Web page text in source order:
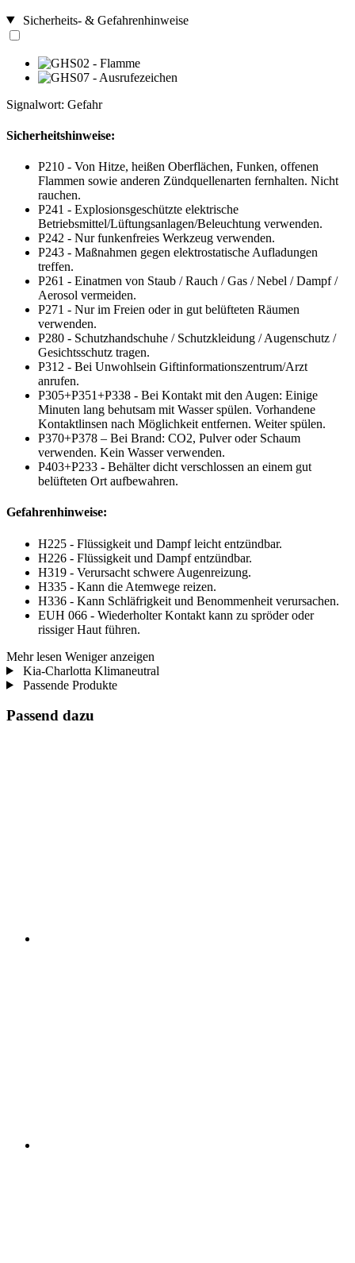
Sicherheits- & Gefahrenhinweise
Signalwort: Gefahr
Sicherheitshinweise:
P210 - Von Hitze, heißen Oberflächen, Funken, offenen
Flammen sowie anderen Zündquellenarten fernhalten. Nicht
rauchen.
P241 - Explosionsgeschützte elektrische
Betriebsmittel/Lüftungsanlagen/Beleuchtung verwenden.
P242 - Nur funkenfreies Werkzeug verwenden.
P243 - Maßnahmen gegen elektrostatische Aufladungen
treffen.
P261 - Einatmen von Staub / Rauch / Gas / Nebel / Dampf /
Aerosol vermeiden.
P271 - Nur im Freien oder in gut belüfteten Räumen
verwenden.
P280 - Schutzhandschuhe / Schutzkleidung / Augenschutz /
Gesichtsschutz tragen.
P312 - Bei Unwohlsein Giftinformationszentrum/Arzt
anrufen.
P305+P351+P338 - Bei Kontakt mit den Augen: Einige
Minuten lang behutsam mit Wasser spülen. Vorhandene
Kontaktlinsen nach Möglichkeit entfernen. Weiter spülen.
P370+P378 – Bei Brand: CO2, Pulver oder Schaum
verwenden. Kein Wasser verwenden.
P403+P233 - Behälter dicht verschlossen an einem gut
belüfteten Ort aufbewahren.
Gefahrenhinweise:
H225 - Flüssigkeit und Dampf leicht entzündbar.
H226 - Flüssigkeit und Dampf entzündbar.
H319 - Verursacht schwere Augenreizung.
H335 - Kann die Atemwege reizen.
H336 - Kann Schläfrigkeit und Benommenheit verursachen.
EUH 066 - Wiederholter Kontakt kann zu spröder oder
rissiger Haut führen.
Mehr lesen Weniger anzeigen
Kia-Charlotta Klimaneutral
Passende Produkte
Passend dazu